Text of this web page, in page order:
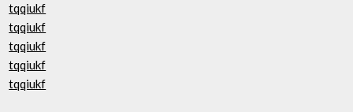
tqqiukf
tqqiukf
tqqiukf
tqqiukf
tqqiukf